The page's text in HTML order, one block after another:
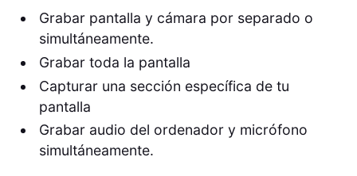
Grabar pantalla y cámara por separado o
simultáneamente.
Grabar toda la pantalla
Capturar una sección específica de tu
pantalla
Grabar audio del ordenador y micrófono
simultáneamente.